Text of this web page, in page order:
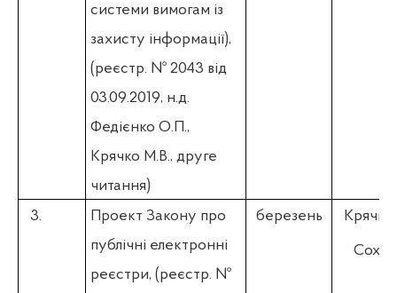
системи вимогам із
захисту інформації),
(реєстр. № 2043 від
03.09.2019, н.д.
Федієнко О.П.,
Крячко М.В., друге
читання)
3. Проект Закону про
публічні електронні
реєстри, (реєстр. №
березень
Соха